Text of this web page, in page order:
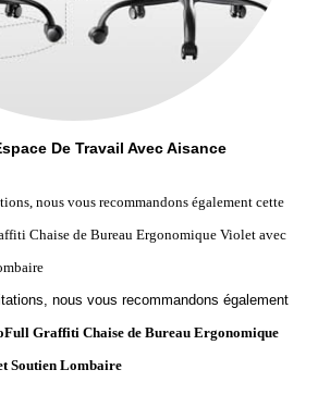
De Travail Avec Aisance
nous vous recommandons également cette
Chaise de Bureau Ergonomique Violet avec
nous vous recommandons également
Graffiti Chaise de Bureau Ergonomique
Soutien Lombaire